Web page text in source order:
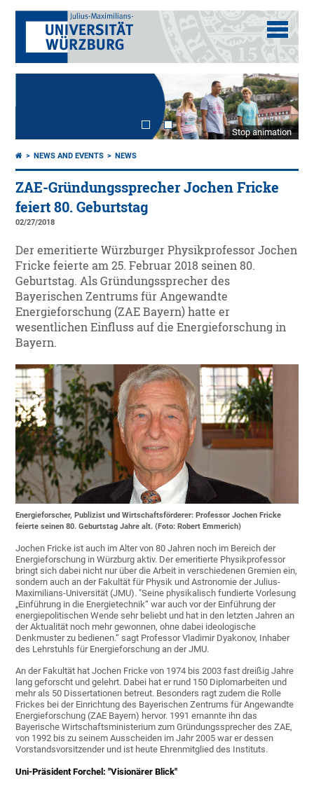
Stop animation
NEWS AND EVENTS NEWS
ZAE-Gründungssprecher Jochen Fricke
feiert 80. Geburtstag
02/27/2018
Der emeritierte Würzburger Physikprofessor Jochen
Fricke feierte am 25. Februar 2018 seinen 80.
Geburtstag. Als Gründungssprecher des
Bayerischen Zentrums für Angewandte
Energieforschung (ZAE Bayern) hatte er
wesentlichen Einfluss auf die Energieforschung in
Bayern.
Energieforscher, Publizist und Wirtschaftsförderer: Professor Jochen Fricke
feierte seinen 80. Geburtstag Jahre alt. (Foto: Robert Emmerich)
Jochen Fricke ist auch im Alter von 80 Jahren noch im Bereich der
Energieforschung in Würzburg aktiv. Der emeritierte Physikprofessor
bringt sich dabei nicht nur über die Arbeit in verschiedenen Gremien ein,
sondern auch an der Fakultät für Physik und Astronomie der Julius-
Maximilians-Universität (JMU). "Seine physikalisch fundierte Vorlesung
„Einführung in die Energietechnik“ war auch vor der Einführung der
energiepolitischen Wende sehr beliebt und hat in den letzten Jahren an
der Aktualität noch mehr gewonnen, ohne dabei ideologische
Denkmuster zu bedienen.“ sagt Professor Vladimir Dyakonov, Inhaber
des Lehrstuhls für Energieforschung an der JMU.
An der Fakultät hat Jochen Fricke von 1974 bis 2003 fast dreißig Jahre
lang geforscht und gelehrt. Dabei hat er rund 150 Diplomarbeiten und
mehr als 50 Dissertationen betreut. Besonders ragt zudem die Rolle
Frickes bei der Einrichtung des Bayerischen Zentrums für Angewandte
Energieforschung (ZAE Bayern) hervor. 1991 ernannte ihn das
Bayerische Wirtschaftsministerium zum Gründungssprecher des ZAE,
von 1992 bis zu seinem Ausscheiden im Jahr 2005 war er dessen
Vorstandsvorsitzender und ist heute Ehrenmitglied des Instituts.
Uni-Präsident Forchel: "Visionärer Blick"